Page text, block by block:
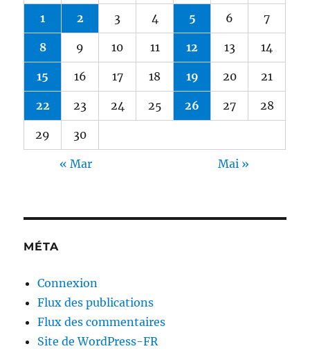
1 2 3 4 5 6 7
8 9 10 11 12 13 14
15 16 17 18 19 20 21
22 23 24 25 26 27 28
29 30
« Mar Mai »
MÉTA
Connexion
Flux des publications
Flux des commentaires
Site de WordPress-FR